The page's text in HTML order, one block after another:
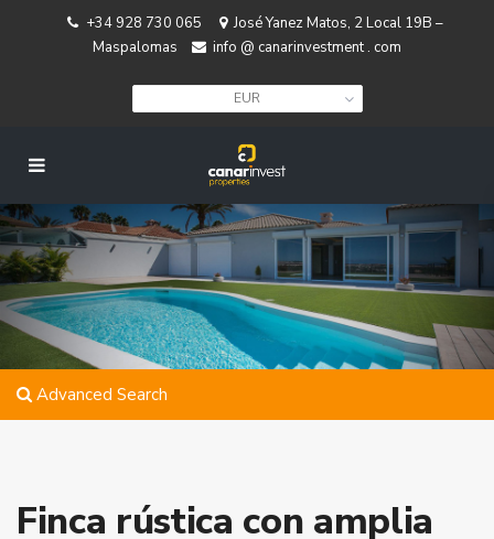
+34 928 730 065
José Yanez Matos, 2 Local 19B –
Maspalomas
info @ canarinvestment . com
EUR
Advanced Search
Finca rústica con amplia